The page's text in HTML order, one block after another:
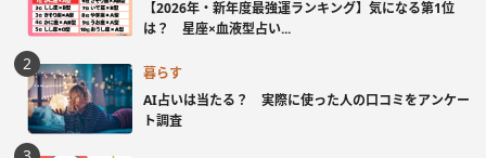
【2026年・新年度最強運ランキング】気になる第1位
は？ 星座×血液型占い...
暮らす
AI占いは当たる？ 実際に使った人の口コミをアンケー
ト調査